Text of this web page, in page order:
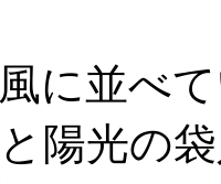
に並べ
陽光の